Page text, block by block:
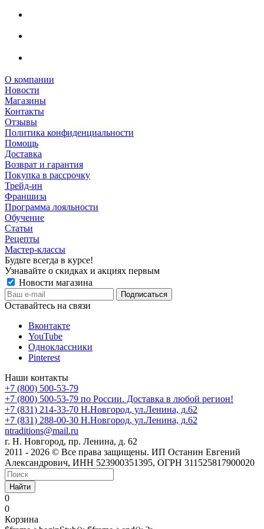
О компании
Новости
Магазины
Контакты
Отзывы
Политика конфиденциальности
Помощь
Доставка
Возврат и гарантия
Покупка в рассрочку
Трейд-ин
Франшиза
Программа лояльности
Обучение
Статьи
Рецепты
Мастер-классы
Будьте всегда в курсе!
Узнавайте о скидках и акциях первым
Новости магазина
Оставайтесь на связи
Вконтакте
YouTube
Одноклассники
Pinterest
Наши контакты
+7 (800) 500-53-79
+7 (800) 500-53-79 по России. Доставка в любой регион!
+7 (831) 214-33-70 Н.Новгород, ул.Ленина, д.62
+7 (831) 288-00-30 Н.Новгород, ул.Ленина, д.62
ntraditions@mail.ru
г. Н. Новгород, пр. Ленина, д. 62
2011 - 2026 © Все права защищены. ИП Останин Евгений
Александрович, ИНН 523900351395, ОГРН 311525817900020
Найти
0
0
Корзина